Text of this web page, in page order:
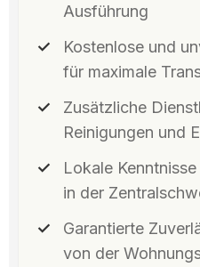
Ausführung
Kostenlose und
für maximale
Zusätzliche
Reinigungen und
Lokale
in der
Garantierte
von der